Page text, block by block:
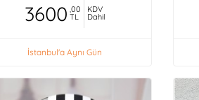
3600 ,00
TL
KDV
Dahil
İstanbul'a Aynı Gün